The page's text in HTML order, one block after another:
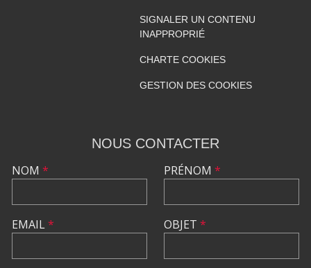
SIGNALER UN CONTENU
INAPPROPRIÉ
CHARTE COOKIES
GESTION DES COOKIES
NOUS CONTACTER
NOM *
EMAIL*
PRÉNOM *
OBJET *